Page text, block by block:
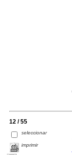
12 / 55
seleccionar
imprimir